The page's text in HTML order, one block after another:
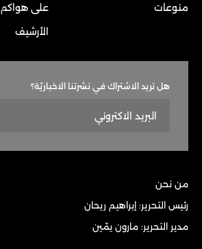
منوعات
على هواكم
الأرشيف
هل تريد الاشتراك في نشرتنا الاخباريّة؟
من نحن
رئيس التحرير: إبراهيم ريحان
مدير التحرير: مارون يمّين